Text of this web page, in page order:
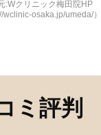
:Wクリニック梅田院HP
wclinic-osaka.jp/umeda/）
ミ評判